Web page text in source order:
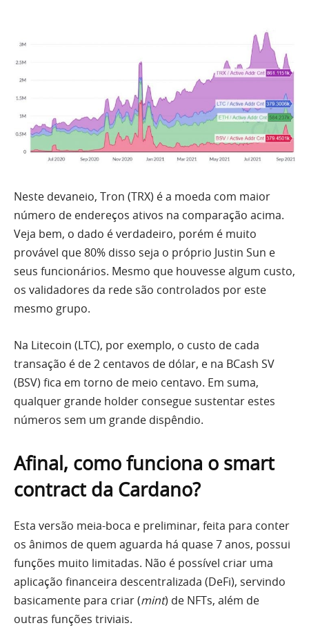
Neste devaneio, Tron (TRX) é a moeda com maior
número de endereços ativos na comparação acima.
Veja bem, o dado é verdadeiro, porém é muito
provável que 80% disso seja o próprio Justin Sun e
seus funcionários. Mesmo que houvesse algum custo,
os validadores da rede são controlados por este
mesmo grupo.
Na Litecoin (LTC), por exemplo, o custo de cada
transação é de 2 centavos de dólar, e na BCash SV
(BSV) fica em torno de meio centavo. Em suma,
qualquer grande holder consegue sustentar estes
números sem um grande dispêndio.
Afinal, como funciona o smart
contract da Cardano?
Esta versão meia-boca e preliminar, feita para conter
os ânimos de quem aguarda há quase 7 anos, possui
funções muito limitadas. Não é possível criar uma
aplicação financeira descentralizada (DeFi), servindo
basicamente para criar (mint) de NFTs, além de
outras funções triviais.